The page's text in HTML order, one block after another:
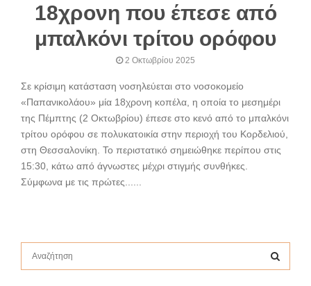
18χρονη που έπεσε από
μπαλκόνι τρίτου ορόφου
2 Οκτωβρίου 2025
Σε κρίσιμη κατάσταση νοσηλεύεται στο νοσοκομείο
«Παπανικολάου» μία 18χρονη κοπέλα, η οποία το μεσημέρι
της Πέμπτης (2 Οκτωβρίου) έπεσε στο κενό από το μπαλκόνι
τρίτου ορόφου σε πολυκατοικία στην περιοχή του Κορδελιού,
στη Θεσσαλονίκη. Το περιστατικό σημειώθηκε περίπου στις
15:30, κάτω από άγνωστες μέχρι στιγμής συνθήκες.
Σύμφωνα με τις πρώτες......